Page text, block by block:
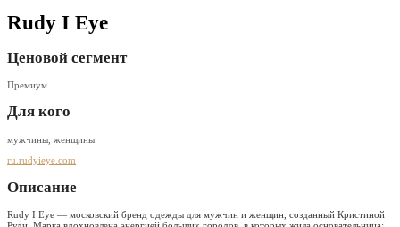
Rudy I Eye
Ценовой сегмент
Премиум
Для кого
мужчины, женщины
ru.rudyieye.com
Описание
Rudy I Eye — московский бренд одежды для мужчин и женщин, созданный Кристиной